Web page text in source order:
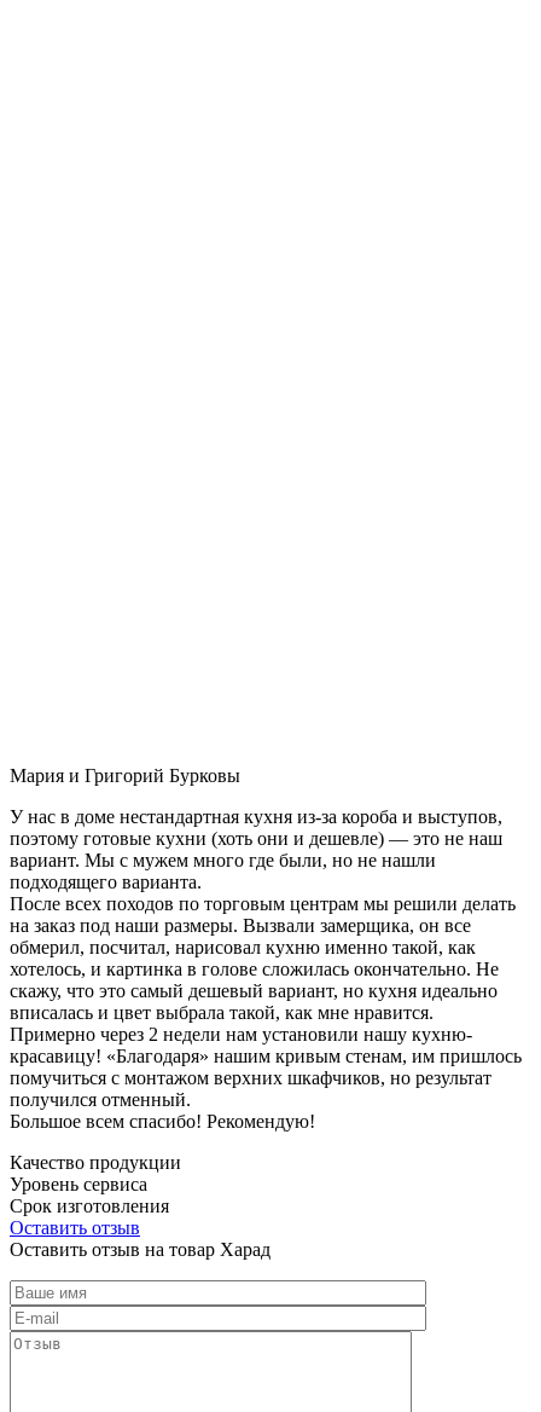
Мария и Григорий Бурковы
У нас в доме нестандартная кухня из-за короба и выступов,
поэтому готовые кухни (хоть они и дешевле) — это не наш
вариант. Мы с мужем много где были, но не нашли
подходящего варианта.
После всех походов по торговым центрам мы решили делать
на заказ под наши размеры. Вызвали замерщика, он все
обмерил, посчитал, нарисовал кухню именно такой, как
хотелось, и картинка в голове сложилась окончательно. Не
скажу, что это самый дешевый вариант, но кухня идеально
вписалась и цвет выбрала такой, как мне нравится.
Примерно через 2 недели нам установили нашу кухню-
красавицу! «Благодаря» нашим кривым стенам, им пришлось
помучиться с монтажом верхних шкафчиков, но результат
получился отменный.
Большое всем спасибо! Рекомендую!
Качество продукции
Уровень сервиса
Срок изготовления
Оставить отзыв
Оставить отзыв на товар Харад